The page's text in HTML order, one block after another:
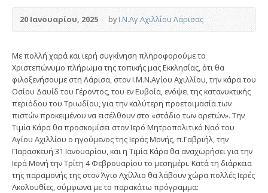
20 Ιανουαρίου, 2025 byΙ.Ν.Αγ.Αχιλλίου Λάρισας
Με πολλή χαρά και ιερή συγκίνηση πληροφορούμε το
Χριστεπώνυμο πλήρωμα της τοπικής μας Εκκλησίας, ότι θα
φιλοξενήσουμε στη Λάρισα, στον Ι.Μ.Ν.Αγίου Αχιλλίου, την κάρα του
Οσίου Δαυίδ του Γέροντος, του εν Ευβοία, ενόψει της κατανυκτικής
περιόδου του Τριωδίου, για την καλύτερη προετοιμασία των
πιστών προκειμένου να εισέλθουν στο «στάδιο των αρετών». Την
Τιμία Κάρα θα προσκομίσει στον Ιερό Μητροπολιτικό Ναό του
Αγίου Αχιλλίου ο ηγούμενος της Ιεράς Μονής, π.Γαβριήλ, την
Παρασκευή 31 Ιανουαρίου, και η Τιμία Κάρα θα αναχωρήσει για την
Ιερά Μονή την Τρίτη 4 Φεβρουαρίου το μεσημέρι. Κατά τη διάρκεια
της παραμονής της στον Άγιο Αχίλλιο θα λάβουν χώρα πολλές Ιερές
Ακολουθίες, σύμφωνα με το παρακάτω πρόγραμμα: